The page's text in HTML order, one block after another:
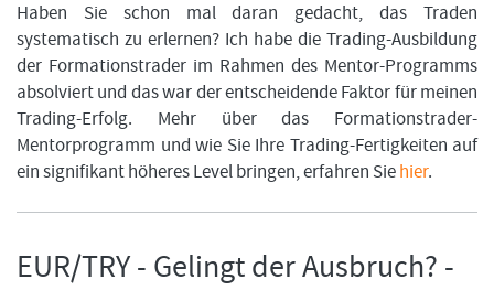
Haben Sie schon mal daran gedacht, das Traden
systematisch zu erlernen? Ich habe die Trading-Ausbildung
der Formationstrader im Rahmen des Mentor-Programms
absolviert und das war der entscheidende Faktor für meinen
Trading-Erfolg. Mehr über das Formationstrader-
Mentorprogramm und wie Sie Ihre Trading-Fertigkeiten auf
ein signifikant höheres Level bringen, erfahren Siehier.
EUR/TRY - Gelingt der Ausbruch? -